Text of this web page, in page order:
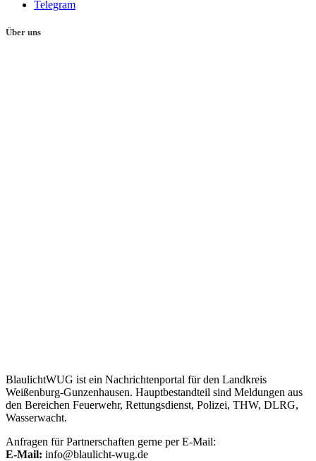
Telegram
Über uns
BlaulichtWUG ist ein Nachrichtenportal für den Landkreis
Weißenburg-Gunzenhausen. Hauptbestandteil sind Meldungen aus
den Bereichen Feuerwehr, Rettungsdienst, Polizei, THW, DLRG,
Wasserwacht.
Anfragen für Partnerschaften gerne per E-Mail:
E-Mail: info@blaulicht-wug.de